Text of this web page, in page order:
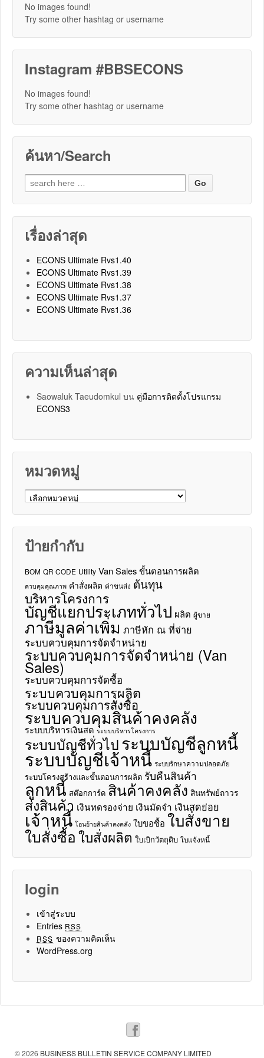
No images found!
Try some other hashtag or username
Instagram #BBSECONS
No images found!
Try some other hashtag or username
ค้นหา/Search
Search for:
เรื่องล่าสุด
ECONS Ultimate Rvs1.40
ECONS Ultimate Rvs1.39
ECONS Ultimate Rvs1.38
ECONS Ultimate Rvs1.37
ECONS Ultimate Rvs1.36
ความเห็นล่าสุด
Saowaluk Taeudomkul บน คู่มือการติดตั้งโปรแกรม
ECONS3
หมวดหมู่
หมวดหมู่
ป้ายกำกับ
BOM QR CODE Utility Van Salesขั้นตอนการผลิต
ควบคุมคุณภาพ คำสั่งผลิต ค่าขนส่ง ต้นทุน
บริหารโครงการ
บัญชีแยกประเภททั่วไป ผลิต ผู้ขาย
ภาษีมูลค่าเพิ่ม ภาษีหัก ณ ที่จ่าย
ระบบควบคุมการจัดจำหน่าย
ระบบควบคุมการจัดจำหน่าย (Van
Sales)
ระบบควบคุมการจัดซื้อ
ระบบควบคุมการผลิต
ระบบควบคุมการสั่งซื้อ
ระบบควบคุมสินค้าคงคลัง
ระบบบริหารเงินสด ระบบบริหารโครงการ
ระบบบัญชีทั่วไประบบบัญชีลูกหนี้
ระบบบัญชีเจ้าหนี้ ระบบรักษาความปลอดภัย
ระบบโครงสร้างและขั้นตอนการผลิต รับคืนสินค้า
ลูกหนี้ สต๊อกการ์ด สินค้าคงคลัง สินทรัพย์ถาวร
ส่งสินค้า เงินทดรองจ่าย เงินมัดจำ เงินสดย่อย
เจ้าหนี้ โอนย้ายสินค้าคงคลัง ใบขอซื้อ ใบสั่งขาย
ใบสั่งซื้อใบสั่งผลิต ใบเบิกวัตถุดิบ ใบแจ้งหนี้
login
เข้าสู่ระบบ
Entries RSS
RSS ของความคิดเห็น
WordPress.org
© 2026 BUSINESS BULLETIN SERVICE COMPANY LIMITED